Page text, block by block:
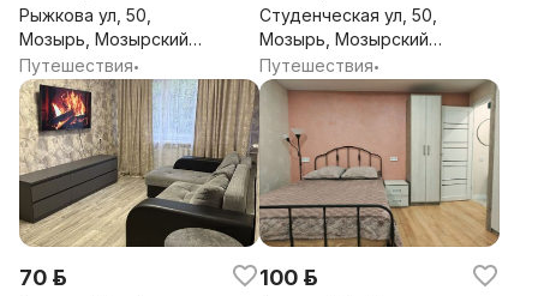
Рыжкова ул, 50,
Мозырь, Мозырский
район, Гомельская обл.
Путешествия•
Студенческая ул, 50,
Мозырь, Мозырский
район, Гомельская обл.
Путешествия•
70 р. 100 р.